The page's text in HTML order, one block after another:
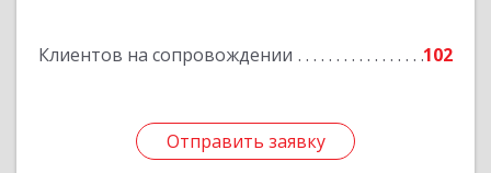
Клиентов на сопровождении 102
Отправить заявку
Подробнее
Отправить заявку